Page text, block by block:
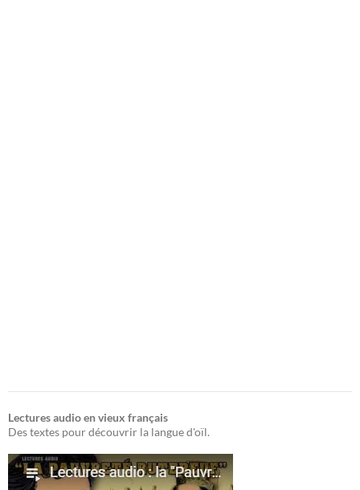
Lectures audio en vieux français
Des textes pour découvrir la langue d'oïl.